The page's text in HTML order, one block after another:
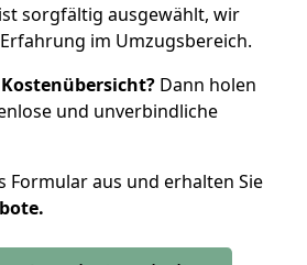
ist sorgfältig ausgewählt, wir
im Umzugsbereich.
Kostenübersicht? Dann holen
und unverbindliche
Formular aus und erhalten Sie